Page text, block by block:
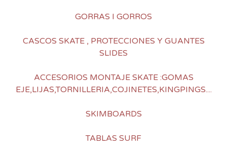
GORRAS I GORROS
CASCOS SKATE , PROTECCIONES Y GUANTES
SLIDES
ACCESORIOS MONTAJE SKATE :GOMAS
EJE,LIJAS,TORNILLERIA,COJINETES,KINGPINGS....
SKIMBOARDS
TABLAS SURF